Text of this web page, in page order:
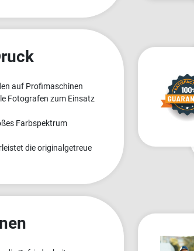
auf Profimaschinen
Fotografen zum Einsatz
Farbspektrum
die originalgetreue